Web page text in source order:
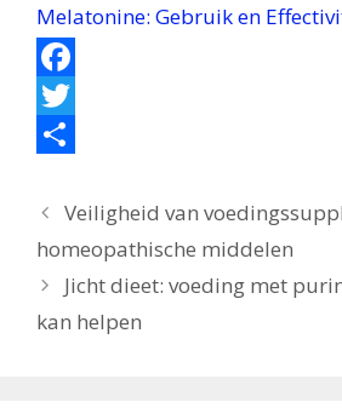
Melatonine: Gebruik en
F
a
e
b
o
o
T
i
t
t
e
e
l
e
n
Veiligheid van
homeopathische middelen
Jicht dieet: voeding met
kan helpen